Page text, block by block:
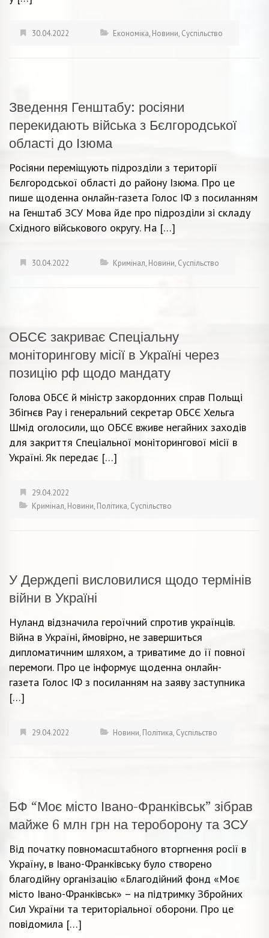
30.04.2022 Економіка, Новини, Суспільство
Зведення Генштабу: росіяни
перекидають війська з Бєлгородської
області до Ізюма
Росіяни переміщують підрозділи з території
Бєлгородської області до району Ізюма. Про це
пише щоденна онлайн-газета Голос ІФ з посиланням
на Генштаб ЗСУ Мова йде про підрозділи зі складу
Східного військового округу. На […]
30.04.2022 Кримінал, Новини, Суспільство
ОБСЄ закриває Спеціальну
моніторингову місії в Україні через
позицію рф щодо мандату
Голова ОБСЄ й міністр закордонних справ Польщі
Збігнєв Рау і генеральний секретар ОБСЄ Хельга
Шмід оголосили, що ОБСЄ вживе негайних заходів
для закриття Спеціальної моніторингової місії в
Україні. Як передає […]
29.04.2022
Кримінал, Новини, Політика, Суспільство
У Держдепі висловилися щодо термінів
війни в Україні
Нуланд відзначила героїчний спротив українців.
Війна в Україні, ймовірно, не завершиться
дипломатичним шляхом, а триватиме до її повної
перемоги. Про це інформує щоденна онлайн-
газета Голос ІФ з посиланням на заяву заступника
[…]
29.04.2022 Новини, Політика, Суспільство
БФ “Моє місто Івано-Франківськ” зібрав
майже 6 млн грн на тероборону та ЗСУ
Від початку повномасштабного вторгнення росії в
Україну, в Івано-Франківську було створено
благодійну організацію «Благодійний фонд «Моє
місто Івано-Франківськ» – на підтримку Збройних
Сил України та територіальної оборони. Про це
повідомила […]